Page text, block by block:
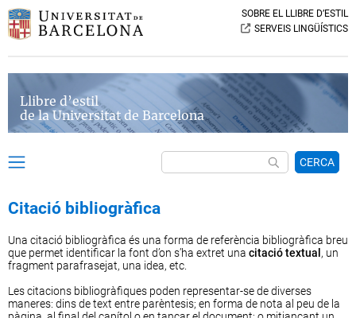
SOBRE EL LLIBRE D’ESTIL
SERVEIS LINGÜÍSTICS
Llibre d’estil
de la Universitat de Barcelona
CERCA
Citació bibliogràfica
Una citació bibliogràfica és una forma de referència bibliogràfica breu
que permet identificar la font d’on s’ha extret una citació textual , un
fragment parafrasejat, una idea, etc.
Les citacions bibliogràfiques poden representar-se de diverses
maneres: dins de text entre parèntesis; en forma de nota al peu de la